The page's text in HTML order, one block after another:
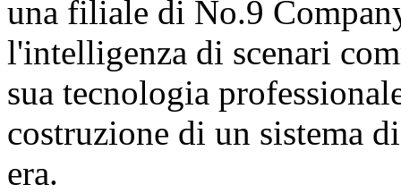
una filiale di No.9
l'intelligenza di scenari
sua tecnologia
costruzione di un sistema
era.